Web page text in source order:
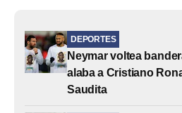
DEPORTES
Neymar voltea
alaba a Cristiano
Saudita